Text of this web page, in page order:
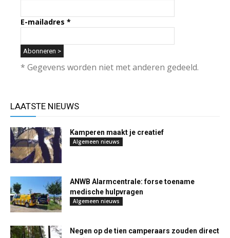
E-mailadres *
* Gegevens worden niet met anderen gedeeld.
LAATSTE NIEUWS
Kamperen maakt je creatief
Algemeen nieuws
ANWB Alarmcentrale: forse toename
medische hulpvragen
Algemeen nieuws
Negen op de tien camperaars zouden direct